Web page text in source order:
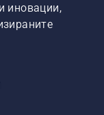
иновации,